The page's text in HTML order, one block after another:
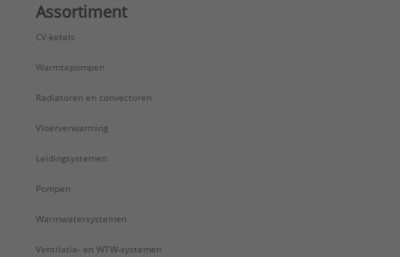
Assortiment
CV-ketels
Warmtepompen
Radiatoren en convectoren
Vloerverwarming
Leidingsystemen
Pompen
Warmwatersystemen
Ventilatie- en WTW-systemen